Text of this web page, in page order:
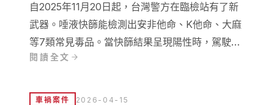
自2025年11月20日起，台灣警方在臨檢站有了新
武器。唾液快篩能檢測出安非他命、K他命、大麻
等7類常見毒品。當快篩結果呈現陽性時，駕駛會
立即被逮捕並帶回派出所進行驗尿確認。本文將深
作流程，以及與傳統驗尿方法的比較。
閱讀全文
車禍案件 2026-04-15